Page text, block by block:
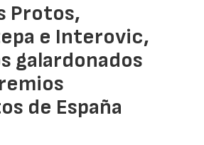
Protos,
e Interovic,
galardonados
de España